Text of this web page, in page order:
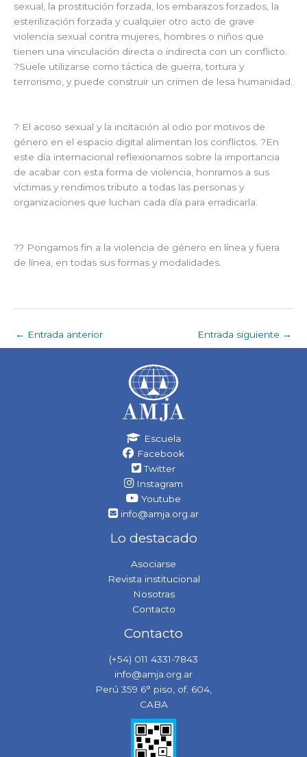
sexual, la prostitución forzada, los embarazos forzados, la
esterilización forzada y cualquier otro acto de grave
violencia sexual contra mujeres, hombres o niños que
tienen una vinculación directa o indirecta con un conflicto.
?Suele utilizarse como táctica de guerra, tortura y
terrorismo, y puede construir un crimen de lesa humanidad.
? El acoso sexual y la incitación al odio por motivos de
género en el espacio digital alimentan los conflictos. ?En
este día internacional reflexionamos sobre la importancia
de acabar con esta forma de violencia, honramos a sus
víctimas y rendimos tributo a todas las personas y
organizaciones que luchan cada día para erradicarla.
?? Pongamos fin a la violencia de género en línea y fuera
de línea, en todas sus formas y modalidades.
← Entrada anterior Entrada siguiente →
Escuela
Facebook
Twitter
Instagram
Youtube
info@amja.org.ar
Lo destacado
Asociarse
Revista institucional
Nosotras
Contacto
Contacto
(+54) 011 4331-7843
info@amja.org.ar
Perú 359 6° piso, of. 604,
CABA